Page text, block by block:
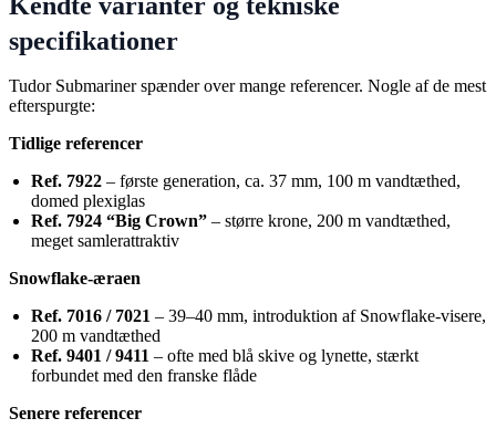
specifikationer
Tudor Submariner spænder over mange referencer. Nogle af de mest
efterspurgte:
Tidlige referencer
Ref. 7922 – første generation, ca. 37 mm, 100 m vandtæthed,
domed plexiglas
Ref. 7924 “Big Crown” – større krone, 200 m vandtæthed,
meget samlerattraktiv
Snowflake-æraen
Ref. 7016 / 7021 – 39–40 mm, introduktion af Snowflake-visere,
200 m vandtæthed
Ref. 9401 / 9411 – ofte med blå skive og lynette, stærkt
forbundet med den franske flåde
Senere referencer